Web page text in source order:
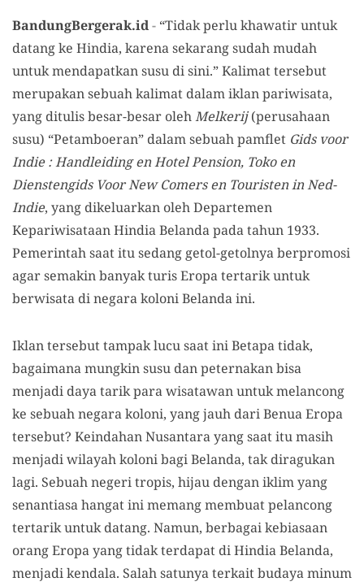
BandungBergerak.id- “Tidak perlu khawatir untuk
datang ke Hindia, karena sekarang sudah mudah
untuk mendapatkan susu di sini.” Kalimat tersebut
merupakan sebuah kalimat dalam iklan pariwisata,
yang ditulis besar-besar olehMelkerij(perusahaan
susu) “Petamboeran” dalam sebuah pamflet Gids voor
Indie : Handleiding en Hotel Pension, Toko en
Dienstengids Voor New Comers en Touristen in Ned-
Indie, yang dikeluarkan oleh Departemen
Kepariwisataan Hindia Belanda pada tahun 1933.
Pemerintah saat itu sedang getol-getolnya berpromosi
agar semakin banyak turis Eropa tertarik untuk
berwisata di negara koloni Belanda ini.
Iklan tersebut tampak lucu saat ini Betapa tidak,
bagaimana mungkin susu dan peternakan bisa
menjadi daya tarik para wisatawan untuk melancong
ke sebuah negara koloni, yang jauh dari Benua Eropa
tersebut? Keindahan Nusantara yang saat itu masih
menjadi wilayah koloni bagi Belanda, tak diragukan
lagi. Sebuah negeri tropis, hijau dengan iklim yang
senantiasa hangat ini memang membuat pelancong
tertarik untuk datang. Namun, berbagai kebiasaan
orang Eropa yang tidak terdapat di Hindia Belanda,
menjadi kendala. Salah satunya terkait budaya minum